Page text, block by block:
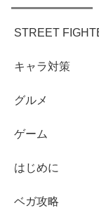
STREET
キャラ対策
グルメ
ゲーム
はじめに
ベガ攻略